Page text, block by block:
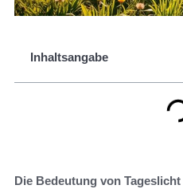
Inhaltsangabe
Die Bedeutung von Tageslicht